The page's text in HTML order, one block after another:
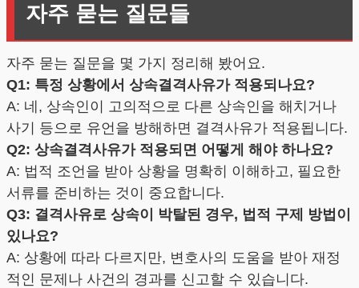
자주 묻는 질문들
자주 묻는 질문을 몇 가지 정리해 봤어요.
Q1: 특정 상황에서 상속결격사유가 적용되나요?
A: 네, 상속인이 고의적으로 다른 상속인을 해치거나
사기 등으로 유언을 방해하면 결격사유가 적용됩니다.
Q2: 상속결격사유가 적용되면 어떻게 해야 하나요?
A: 법적 조언을 받아 상황을 명확히 이해하고, 필요한
서류를 준비하는 것이 중요합니다.
Q3: 결격사유로 상속이 박탈된 경우, 법적 구제 방법이
있나요?
A: 상황에 따라 다르지만, 변호사의 도움을 받아 재정
적인 문제나 사건의 경과를 신고할 수 있습니다.